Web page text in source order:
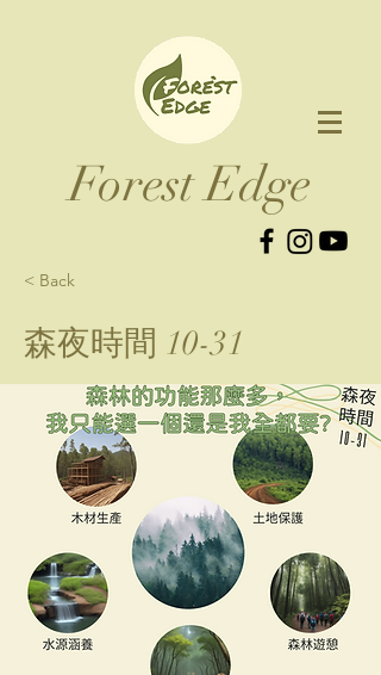
Forest Edge​
< Back
森夜時間 10-31